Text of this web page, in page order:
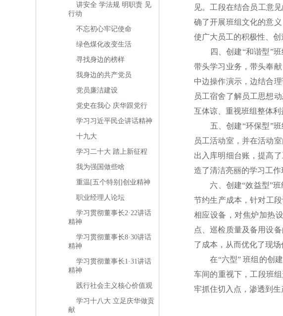
讲安全 学法规 明职责 见
行动
不忘初心牢记使命
绿色煤化改变生活
寻找身边的榜样
我身边的共产党员
党员廉洁建设
党史在我心 庆华跟党行
学习习近平民企讲话精神
十九大
学习二十大 踏上新征程
我为强国做些啥
重温[五个特别]创业精神
职业经理人论坛
学习贯彻董事长2·22讲话
精神
学习贯彻董事长8·30讲话
精神
学习贯彻董事长1·31讲话
精神
践行社会主义核心价值观
学习十八大 立足庆华做贡
献
见。工段在结合员工意
确了开展班组文化的意
使广大员工的积极性、
四、创建“和谐型”班
带头学习业务，带头奉
中边操作演示，边结合
员工宿舍了解员工思想
互体谅、重视班组整体利
五、创建“环保型”班
员工活动室，并在活动
出入库明细台账，提高
造了清洁亮丽的学习工作
六、创建“效益型”班
节约生产成本，针对工
相应设备，对焦炉加热
点、巡检质量及备用设
了成本，从而优化了现
在“六型” 班组的创建
车间的重视下，工段班
牢抓住切入点，渗透到